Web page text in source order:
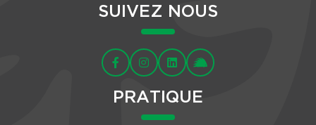
SUIVEZ NOUS
PRATIQUE